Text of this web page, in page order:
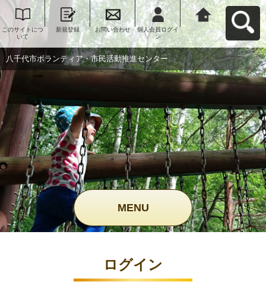
このサイトにつ
いて
新規登録 お問い合わせ
個人会員ログイ
ン
八千代市ボラン
ティア・市民活
動推進センター
へ戻る
八千代市ボランティア・市民活動推進センター
MENU
ログイン